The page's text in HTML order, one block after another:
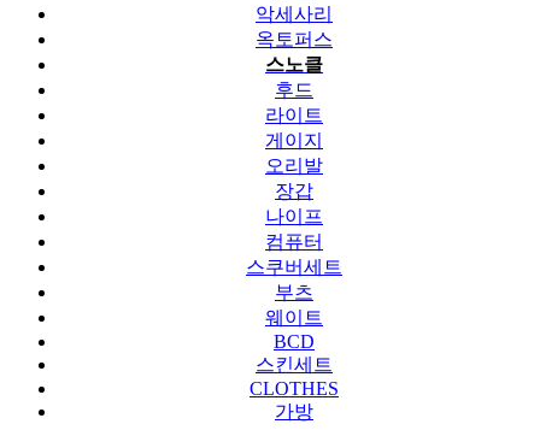
악세사리
옥토퍼스
스노클
후드
라이트
게이지
오리발
장갑
나이프
컴퓨터
스쿠버세트
부츠
웨이트
BCD
스킨세트
CLOTHES
가방